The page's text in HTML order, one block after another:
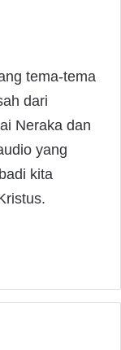
tema-tema
dari
Neraka dan
yang
kita